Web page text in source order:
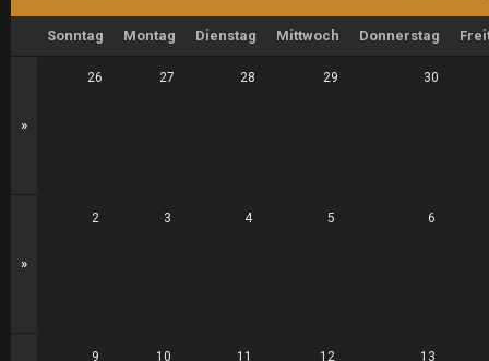
Sonntag Montag Dienstag Mittwoch Donnerstag
»
26 27 28 29 30
»
2 3 4 5 6
9 10 11 12 13